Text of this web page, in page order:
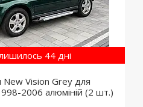
44 дні
New Vision Grey для
2006 алюміній (2 шт.)